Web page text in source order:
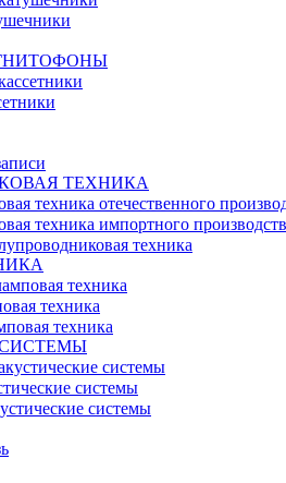
ТЕХНИКА
техника отечественного
техника импортного
техника
техника
техника
техника
системы
системы
системы